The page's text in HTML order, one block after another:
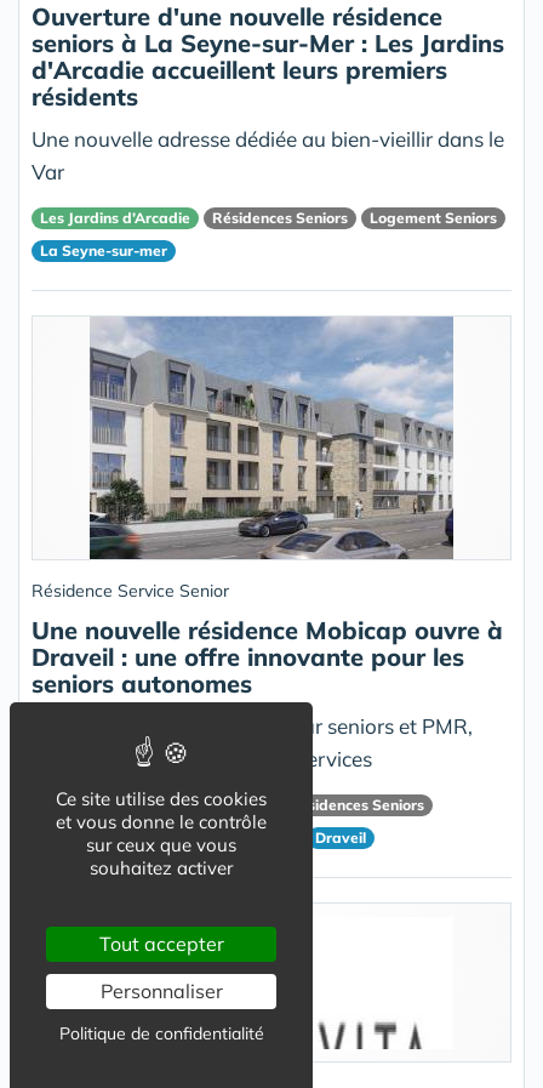
Ouverture d'une nouvelle résidence
seniors à La Seyne-sur-Mer : Les Jardins
d'Arcadie accueillent leurs premiers
résidents
Une nouvelle adresse dédiée au bien-vieillir dans le
Var
Les Jardins d’Arcadie Résidences Seniors
Logement Seniors
La Seyne-sur-mer
Résidence Service Senior
Une nouvelle résidence Mobicap ouvre à
Draveil : une offre innovante pour les
seniors autonomes
47 appartements adaptés pour seniors et PMR,
entre autonomie, sécurité et services
COGEDIM Atarea Mobicap
Résidences Seniors
Logement Seniors
Logement Pmr Draveil
Ce site utilise des cookies
et vous donne le contrôle
sur ceux que vous
souhaitez activer
Tout accepter
Personnaliser
Politique de confidentialité